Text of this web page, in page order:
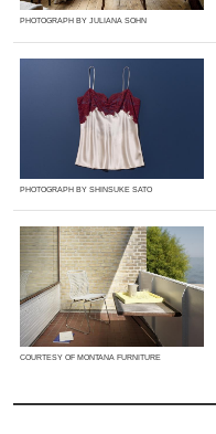
PHOTOGRAPH BY JULIANA SOHN
PHOTOGRAPH BY SHINSUKE SATO
COURTESY OF MONTANA FURNITURE